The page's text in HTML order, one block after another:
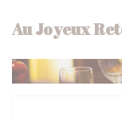
Au Joyeux